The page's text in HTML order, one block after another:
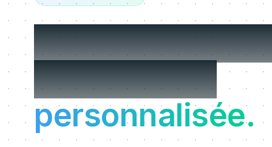
Obtenez votre
MeltingSpot
personnalisée.